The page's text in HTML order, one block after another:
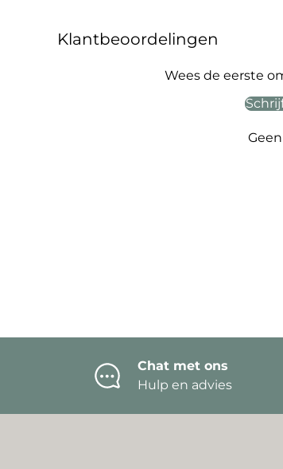
Klantbeoordelingen
Wees de eerste
Chat met ons
Hulp en advies